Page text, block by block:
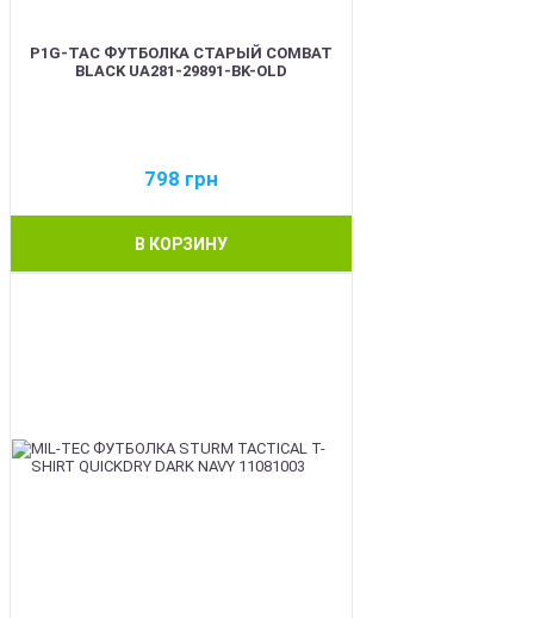
P1G-TAC ФУТБОЛКА СТАРЫЙ COMBAT
BLACK UA281-29891-BK-OLD
798 грн
В КОРЗИНУ